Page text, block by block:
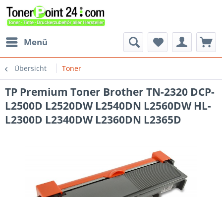
Menü
Übersicht Toner
TP Premium Toner Brother TN-2320 DCP-
L2500D L2520DW L2540DN L2560DW HL-
L2300D L2340DW L2360DN L2365D